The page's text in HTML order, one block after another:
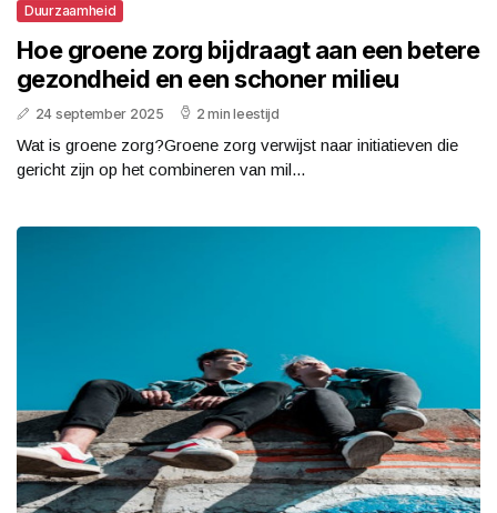
Duurzaamheid
Hoe groene zorg bijdraagt aan een betere
gezondheid en een schoner milieu
24 september 2025 2 min leestijd
Wat is groene zorg?Groene zorg verwijst naar initiatieven die
gericht zijn op het combineren van mil...